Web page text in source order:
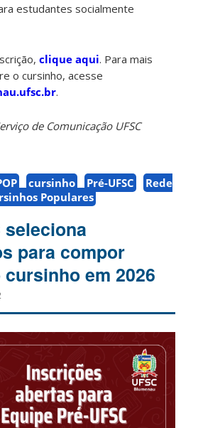
estudantes socialmente
clique aqui. Para mais
o cursinho, acesse
.
de Comunicação UFSC
cursinho Pré-UFSC
Rede
Populares
seleciona
para compor
em 2026